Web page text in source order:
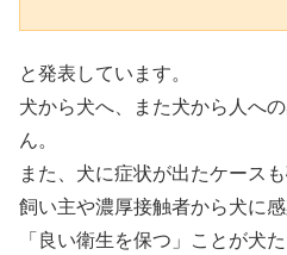
と発表しています。
犬から犬へ、また犬から人へ
ん。
また、犬に症状が出たケース
飼い主や濃厚接触者から犬に
「良い衛生を保つ」ことが犬